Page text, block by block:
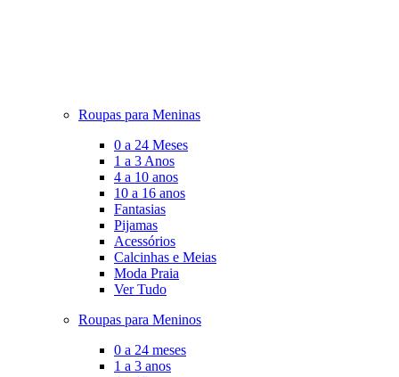
Roupas para Meninas
0 a 24 Meses
1 a 3 Anos
4 a 10 anos
10 a 16 anos
Fantasias
Pijamas
Acessórios
Calcinhas e Meias
Moda Praia
Ver Tudo
Roupas para Meninos
0 a 24 meses
1 a 3 anos